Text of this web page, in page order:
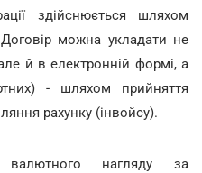
здійснюється шляхом
можна укладати не
й в електронній формі, а
- шляхом прийняття
рахунку (інвойсу).
нагляду за